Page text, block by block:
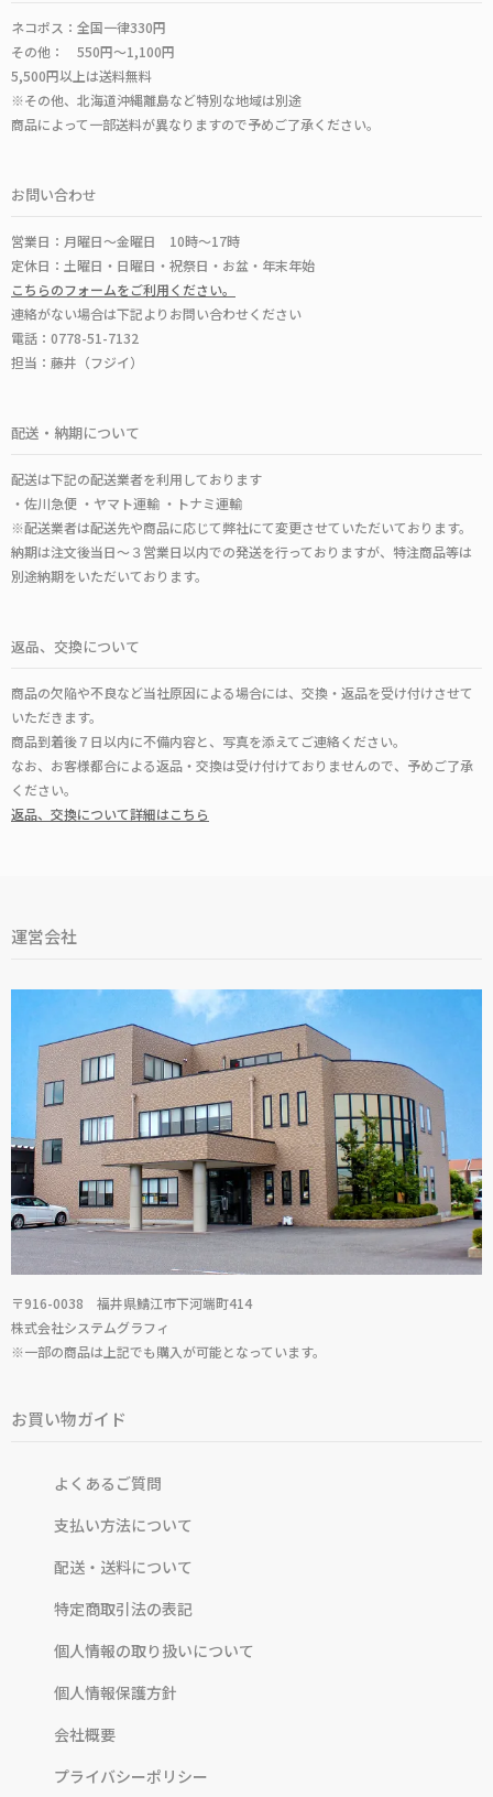
ネコポス：全国一律330円
その他： 550円～1,100円
5,500円以上は送料無料
※その他、北海道沖縄離島など特別な地域は別途
商品によって一部送料が異なりますので予めご了承ください。
お問い合わせ
営業日：月曜日～金曜日 10時～17時
定休日：土曜日・日曜日・祝祭日・お盆・年末年始
こちらのフォームをご利用ください。
連絡がない場合は下記よりお問い合わせください
電話：0778-51-7132
担当：藤井（フジイ）
配送・納期について
配送は下記の配送業者を利用しております
・佐川急便 ・ヤマト運輸 ・トナミ運輸
※配送業者は配送先や商品に応じて弊社にて変更させていただいております。
納期は注文後当日～３営業日以内での発送を行っておりますが、特注商品等は
別途納期をいただいております。
返品、交換について
商品の欠陥や不良など当社原因による場合には、交換・返品を受け付けさせて
いただきます。
商品到着後７日以内に不備内容と、写真を添えてご連絡ください。
なお、お客様都合による返品・交換は受け付けておりませんので、予めご了承
ください。
返品、交換について詳細はこちら
運営会社
〒916-0038 福井県鯖江市下河端町414
株式会社システムグラフィ
※一部の商品は上記でも購入が可能となっています。
お買い物ガイド
よくあるご質問
支払い方法について
配送・送料について
特定商取引法の表記
個人情報の取り扱いについて
個人情報保護方針
会社概要
プライバシーポリシー